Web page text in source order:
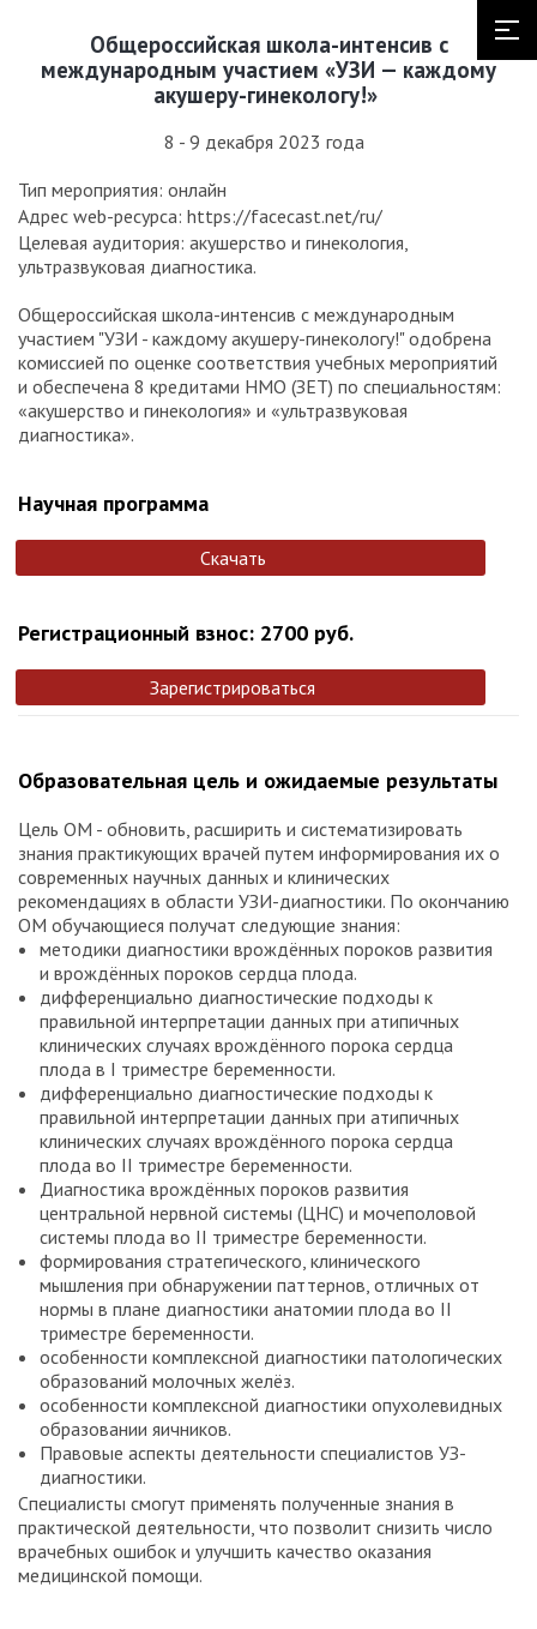
Общероссийская школа-интенсив с
международным участием «УЗИ — каждому
акушеру-гинекологу!»
8 - 9 декабря 2023 года
Тип мероприятия: онлайн
Адрес web-ресурса: https://facecast.net/ru/
Целевая аудитория: акушерство и гинекология,
ультразвуковая диагностика.
Общероссийская школа-интенсив с международным
участием "УЗИ - каждому акушеру-гинекологу!" одобрена
комиссией по оценке соответствия учебных мероприятий
и обеспечена 8 кредитами НМО (ЗЕТ) по специальностям:
«акушерство и гинекология» и «ультразвуковая
диагностика».
Научная программа
Скачать
Регистрационный взнос: 2700 руб.
Зарегистрироваться
Образовательная цель и ожидаемые результаты
Цель ОМ - обновить, расширить и систематизировать
знания практикующих врачей путем информирования их о
современных научных данных и клинических
рекомендациях в области УЗИ-диагностики. По окончанию
ОМ обучающиеся получат следующие знания:
методики диагностики врождённых пороков развития
и врождённых пороков сердца плода.
дифференциально диагностические подходы к
правильной интерпретации данных при атипичных
клинических случаях врождённого порока сердца
плода в I триместре беременности.
дифференциально диагностические подходы к
правильной интерпретации данных при атипичных
клинических случаях врождённого порока сердца
плода во II триместре беременности.
Диагностика врождённых пороков развития
центральной нервной системы (ЦНС) и мочеполовой
системы плода во II триместре беременности.
формирования стратегического, клинического
мышления при обнаружении паттернов, отличных от
нормы в плане диагностики анатомии плода во II
триместре беременности.
особенности комплексной диагностики патологических
образований молочных желёз.
особенности комплексной диагностики опухолевидных
образовании яичников.
Правовые аспекты деятельности специалистов УЗ-
диагностики.
Специалисты смогут применять полученные знания в
практической деятельности, что позволит снизить число
врачебных ошибок и улучшить качество оказания
медицинской помощи.